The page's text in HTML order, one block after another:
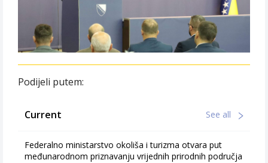
Podijeli putem:
Current See all
Federalno ministarstvo okoliša i turizma otvara put
međunarodnom priznavanju vrijednih prirodnih područja